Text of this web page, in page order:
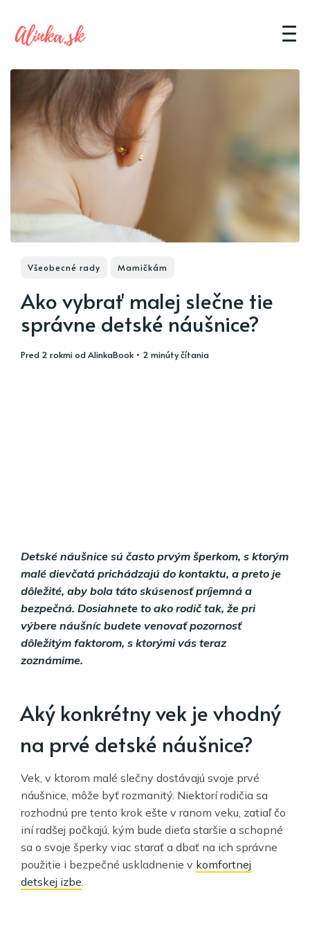
Všeobecné rady Mamičkám
Ako vybrať malej slečne tie
správne detské náušnice?
pred 2 rokmiodAlinkaBook • 2 minúty čítania
Detské náušnice sú často prvým šperkom, s ktorým
malé dievčatá prichádzajú do kontaktu, a preto je
dôležité, aby bola táto skúsenosť príjemná a
bezpečná. Dosiahnete to ako rodič tak, že pri
výbere náušníc budete venovať pozornosť
dôležitým faktorom, s ktorými vás teraz
zoznámime.
Aký konkrétny vek je vhodný
na prvé detské náušnice?
Vek, v ktorom malé slečny dostávajú svoje prvé
náušnice, môže byť rozmanitý. Niektorí rodičia sa
rozhodnú pre tento krok ešte v ranom veku, zatiaľ čo
iní radšej počkajú, kým bude dieťa staršie a schopné
sa o svoje šperky viac starať a dbať na ich správne
použitie i bezpečné uskladnenie v komfortnej
detskej izbe